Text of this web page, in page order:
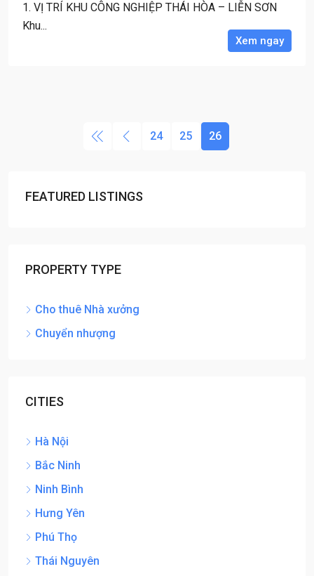
1. VỊ TRÍ KHU CÔNG NGHIỆP THÁI HÒA – LIỄN SƠN
Khu...
Xem ngay
24 25 26
FEATURED LISTINGS
PROPERTY TYPE
Cho thuê Nhà xưởng
Chuyển nhượng
CITIES
Hà Nội
Bắc Ninh
Ninh Bình
Hưng Yên
Phú Thọ
Thái Nguyên